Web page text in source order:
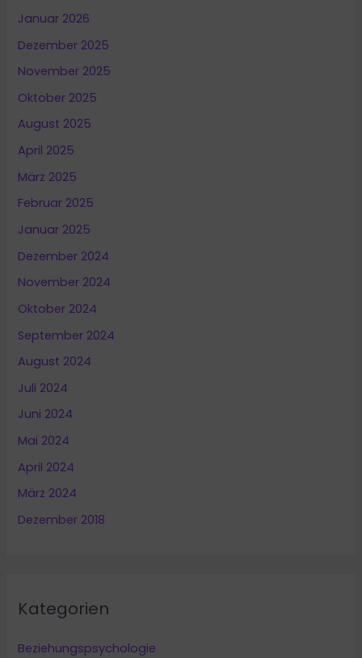
Januar 2026
Dezember 2025
November 2025
Oktober 2025
August 2025
April 2025
März 2025
Februar 2025
Januar 2025
Dezember 2024
November 2024
Oktober 2024
September 2024
August 2024
Juli 2024
Juni 2024
Mai 2024
April 2024
März 2024
Dezember 2018
Kategorien
Beziehungspsychologie